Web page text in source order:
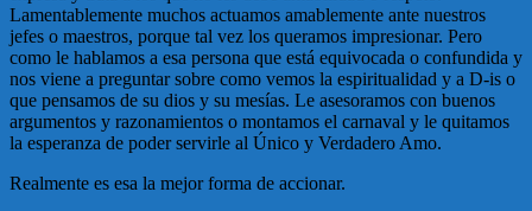
Lamentablemente muchos actuamos amablemente ante nuestros
jefes o maestros, porque tal vez los queramos impresionar. Pero
como le hablamos a esa persona que está equivocada o confundida y
nos viene a preguntar sobre como vemos la espiritualidad y a D-is o
que pensamos de su dios y su mesías. Le asesoramos con buenos
argumentos y razonamientos o montamos el carnaval y le quitamos
la esperanza de poder servirle al Único y Verdadero Amo.
Realmente es esa la mejor forma de accionar.